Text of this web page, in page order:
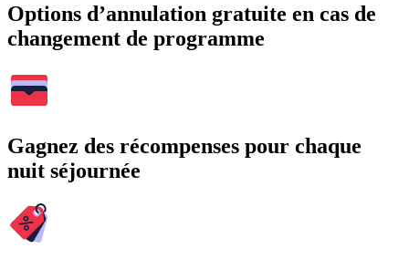
Options d’annulation gratuite en cas de
changement de programme
Gagnez des récompenses pour chaque
nuit séjournée